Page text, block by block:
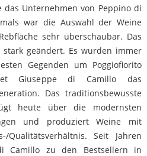
Unternehmen von Peppino di
war die Auswahl der Weine
sehr überschaubar. Das
geändert. Es wurden immer
Gegenden um Poggiofiorito
Giuseppe di Camillo das
Das traditionsbewusste
heute über die modernsten
und produziert Weine mit
Qualitätsverhältnis. Seit Jahren
Camillo zu den Bestsellern in